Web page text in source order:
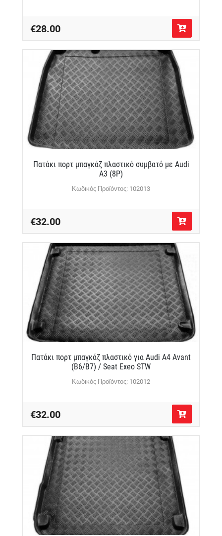
€28.00
Πατάκι πορτ μπαγκάζ πλαστικό συμβατό με Audi
A3 (8P)
Κωδικός Προϊόντος: 102013
€32.00
Πατάκι πορτ μπαγκάζ πλαστικό για Audi A4 Avant
(B6/B7) / Seat Exeo STW
Κωδικός Προϊόντος: 102012
€32.00